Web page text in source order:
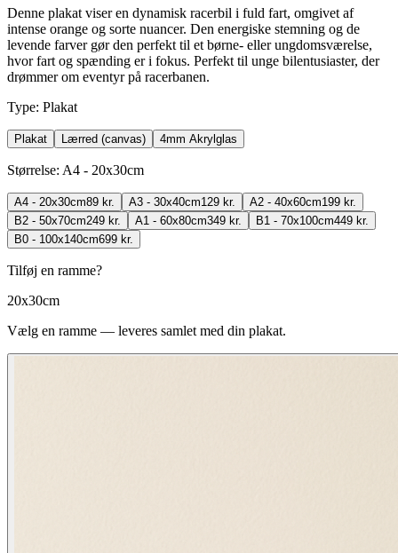
Denne plakat viser en dynamisk racerbil i fuld fart, omgivet af
intense orange og sorte nuancer. Den energiske stemning og de
levende farver gør den perfekt til et børne- eller ungdomsværelse,
hvor fart og spænding er i fokus. Perfekt til unge bilentusiaster, der
drømmer om eventyr på racerbanen.
Type: Plakat
Plakat Lærred (canvas) 4mm Akrylglas
Størrelse: A4 - 20x30cm
A4 - 20x30cm89 kr. A3 - 30x40cm129 kr. A2 - 40x60cm199 kr.
B2 - 50x70cm249 kr. A1 - 60x80cm349 kr. B1 - 70x100cm449 kr.
B0 - 100x140cm699 kr.
Tilføj en ramme?
20x30cm
Vælg en ramme — leveres samlet med din plakat.